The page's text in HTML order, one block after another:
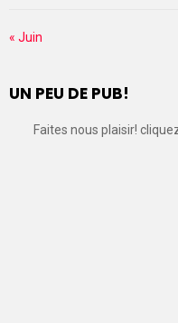
« Juin
UN PEU DE PUB!
Faites nous plaisir!